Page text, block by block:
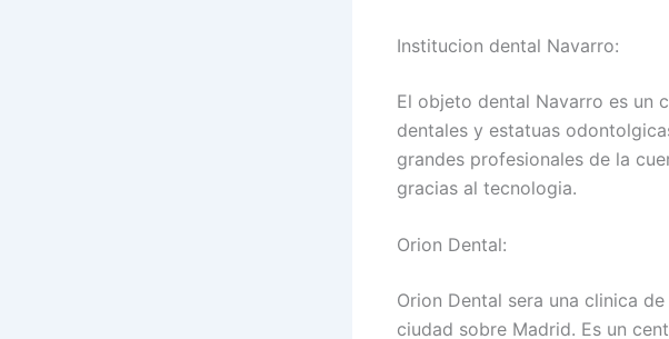
Institucion dental Navarro:
El objeto dental Navarro es un
dentales y estatuas
grandes profesionales de la
gracias al tecnologia.
Orion Dental:
Orion Dental sera una clinica
ciudad sobre Madrid. Es un